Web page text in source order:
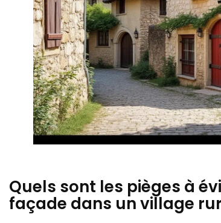
Quels sont les pièges à
façade dans un village